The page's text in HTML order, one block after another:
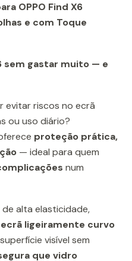
OPPO Find X6
e com Toque
sem gastar muito — e
evitar riscos no ecrã
ou uso diário?
proteção prática,
— ideal para quem
num
alta elasticidade,
ecrã ligeiramente curvo
visível sem
que vidro